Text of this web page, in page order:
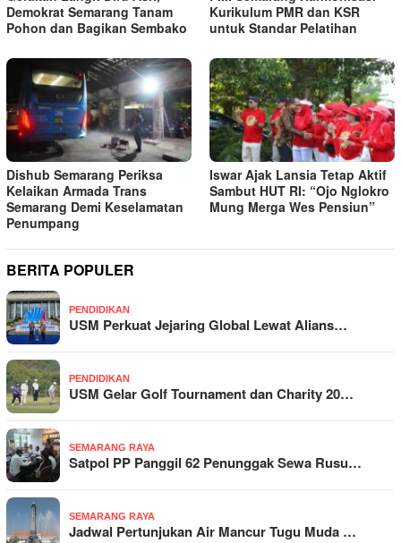
Demokrat Semarang Tanam
Pohon dan Bagikan Sembako
Kurikulum PMR dan KSR
untuk Standar Pelatihan
Dishub Semarang Periksa
Kelaikan Armada Trans
Semarang Demi Keselamatan
Penumpang
Iswar Ajak Lansia Tetap Aktif
Sambut HUT RI: “Ojo Nglokro
Mung Merga Wes Pensiun”
BERITA POPULER
PENDIDIKAN
USM Perkuat Jejaring Global Lewat Alians…
PENDIDIKAN
USM Gelar Golf Tournament dan Charity 20…
SEMARANG RAYA
Satpol PP Panggil 62 Penunggak Sewa Rusu…
SEMARANG RAYA
Jadwal Pertunjukan Air Mancur Tugu Muda …